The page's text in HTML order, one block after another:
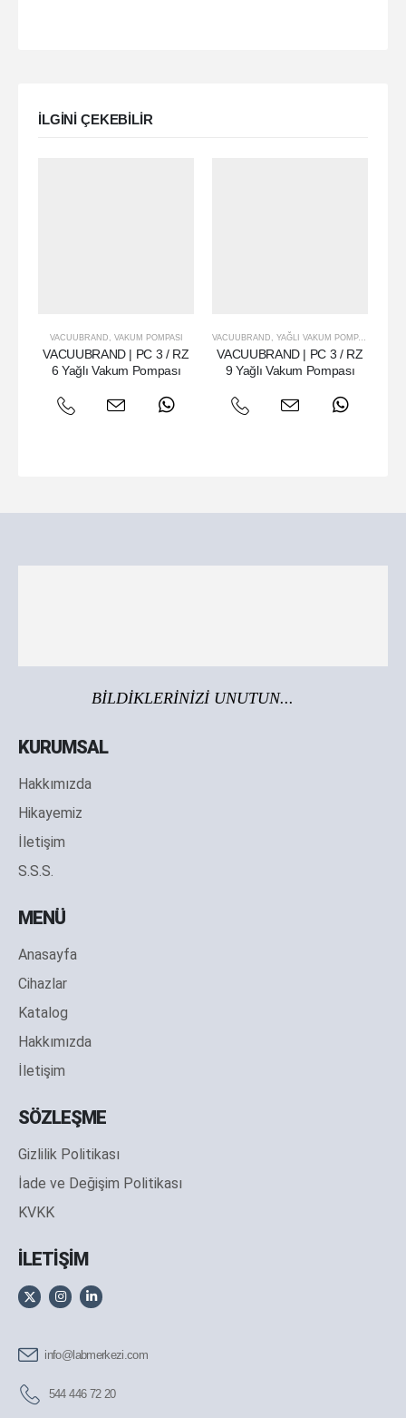
ILGINI ÇEKEBILIR
VACUUBRAND , VAKUM POMPASI
VACUUBRAND | PC 3 / RZ
6 Yağlı Vakum Pompası
VACUUBRAND , YAĞLI VAKUM POMPASI
VACUUBRAND | PC 3 / RZ
9 Yağlı Vakum Pompası
BİLDİKLERİNİZİ UNUTUN...
KURUMSAL
Hakkımızda
Hikayemiz
İletişim
S.S.S.
MENÜ
Anasayfa
Cihazlar
Katalog
Hakkımızda
İletişim
SÖZLEŞME
Gizlilik Politikası
İade ve Değişim Politikası
KVKK
İLETİŞİM
info@labmerkezi.com
544 446 72 20